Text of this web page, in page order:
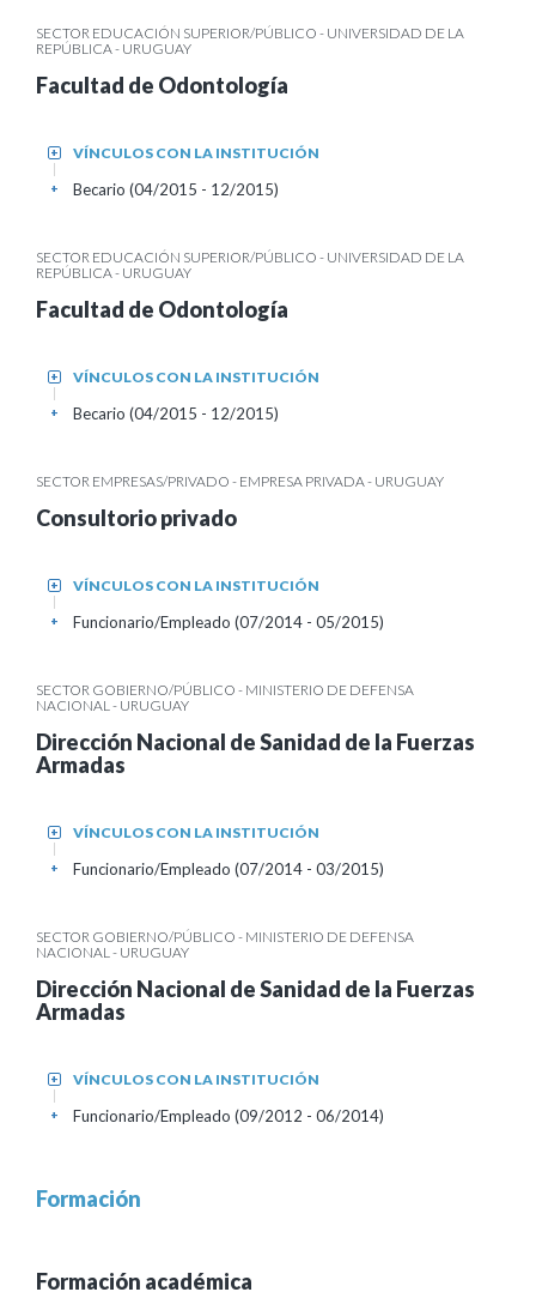
SECTOR EDUCACIÓN SUPERIOR/PÚBLICO - UNIVERSIDAD DE LA
REPÚBLICA - URUGUAY
Facultad de Odontología
VÍNCULOS CON LA INSTITUCIÓN
+
Becario (04/2015 - 12/2015)
+
SECTOR EDUCACIÓN SUPERIOR/PÚBLICO - UNIVERSIDAD DE LA
REPÚBLICA - URUGUAY
Facultad de Odontología
VÍNCULOS CON LA INSTITUCIÓN
+
Becario (04/2015 - 12/2015)
+
SECTOR EMPRESAS/PRIVADO - EMPRESA PRIVADA - URUGUAY
Consultorio privado
VÍNCULOS CON LA INSTITUCIÓN
+
Funcionario/Empleado (07/2014 - 05/2015)
+
SECTOR GOBIERNO/PÚBLICO - MINISTERIO DE DEFENSA
NACIONAL - URUGUAY
Dirección Nacional de Sanidad de la Fuerzas
Armadas
VÍNCULOS CON LA INSTITUCIÓN
+
Funcionario/Empleado (07/2014 - 03/2015)
+
SECTOR GOBIERNO/PÚBLICO - MINISTERIO DE DEFENSA
NACIONAL - URUGUAY
Dirección Nacional de Sanidad de la Fuerzas
Armadas
VÍNCULOS CON LA INSTITUCIÓN
+
Funcionario/Empleado (09/2012 - 06/2014)
+
Formación
Formación académica